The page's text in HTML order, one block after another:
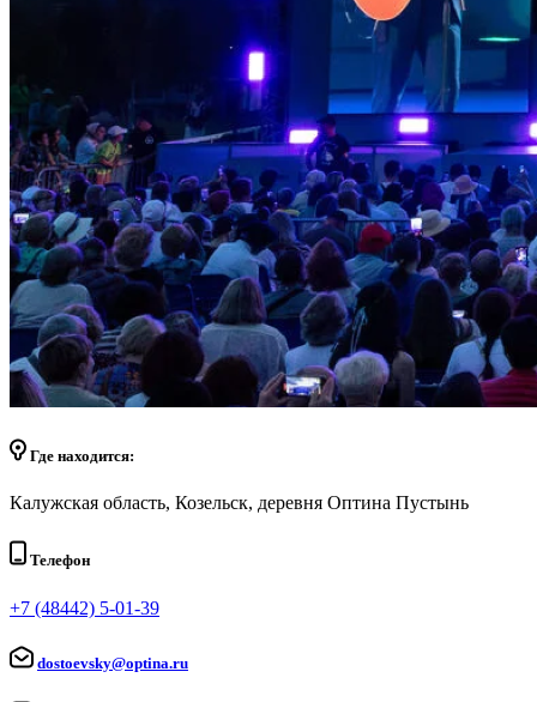
Где находится:
Калужская область, Козельск, деревня Оптина Пустынь
Телефон
+7 (48442) 5-01-39
dostoevsky@optina.ru